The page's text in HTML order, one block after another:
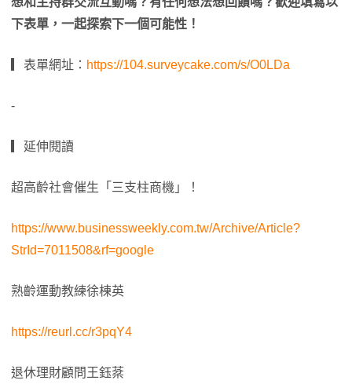
下表單，一起探索下一個可能性！
▎表單網址： https://104.surveycake.com/s/O0LDa
-
▎延伸閱讀
超高齡社會催生「三支柱商機」！
https://www.businessweekly.com.tw/Archive/Article?
StrId=7011508&rf=google
熟齡運動教練徐棟英
https://reurl.cc/r3pqY4
退休理財顧問王鈺棻